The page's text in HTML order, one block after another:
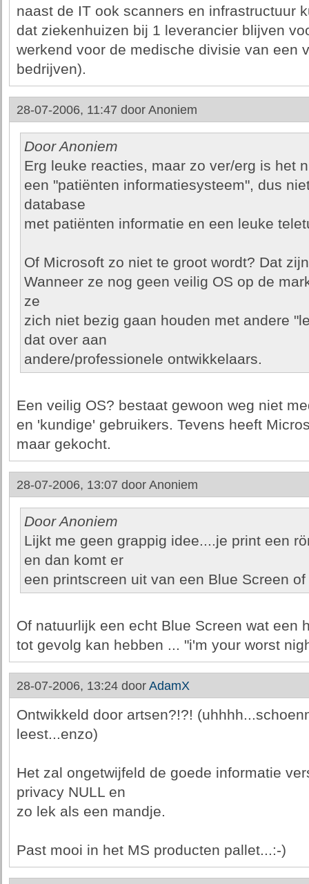
naast de IT ook scanners en infrastructuur
dat ziekenhuizen bij 1 leverancier blijven
werkend voor de medische divisie van een
bedrijven).
28-07-2006, 11:47 door Anoniem
Door Anoniem
Erg leuke reacties, maar zo ver/erg is het
een "patiënten informatiesysteem", dus
database
met patiënten informatie en een leuke
Of Microsoft zo niet te groot wordt? Dat
Wanneer ze nog geen veilig OS op de
ze
zich niet bezig gaan houden met andere
dat over aan
andere/professionele ontwikkelaars.
Een veilig OS? bestaat gewoon weg niet
en 'kundige' gebruikers. Tevens heeft
maar gekocht.
28-07-2006, 13:07 door Anoniem
Door Anoniem
Lijkt me geen grappig idee....je print een
en dan komt er
een printscreen uit van een Blue Screen
Of natuurlijk een echt Blue Screen wat een
tot gevolg kan hebben ... "i'm your worst
28-07-2006, 13:24 door AdamX
Ontwikkeld door artsen?!?!
leest...enzo)
Het zal ongetwijfeld de goede informatie
privacy NULL en
zo lek als een mandje.
Past mooi in het MS producten pallet...:-)